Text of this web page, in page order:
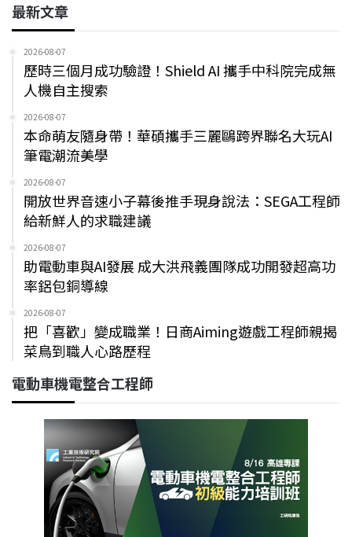
最新文章
2026-08-07
歷時三個月成功驗證！Shield AI 攜手中科院完成無
人機自主搜索
2026-08-07
本命萌友隨身帶！華碩攜手三麗鷗跨界聯名大玩AI
筆電潮流美學
2026-08-07
開放世界音速小子幕後推手現身說法：SEGA工程師
給新鮮人的求職建議
2026-08-07
助電動車與AI發展 成大洪飛義團隊成功開發超高功
率鋁包銅導線
2026-08-07
把「喜歡」變成職業！日商Aiming遊戲工程師親揭
菜鳥到職人心路歷程
電動車機電整合工程師